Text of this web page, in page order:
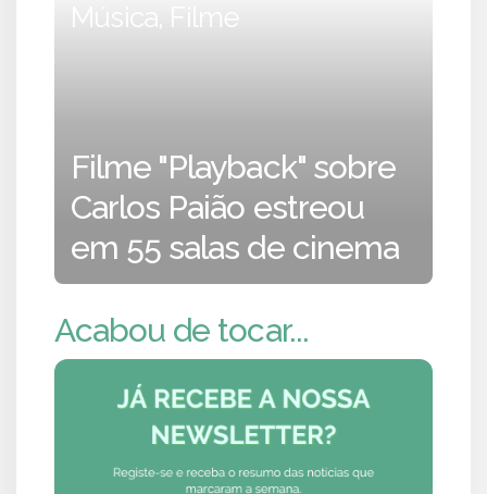
Música, Filme
Filme "Playback" sobre
Carlos Paião estreou
em 55 salas de cinema
Acabou de tocar...